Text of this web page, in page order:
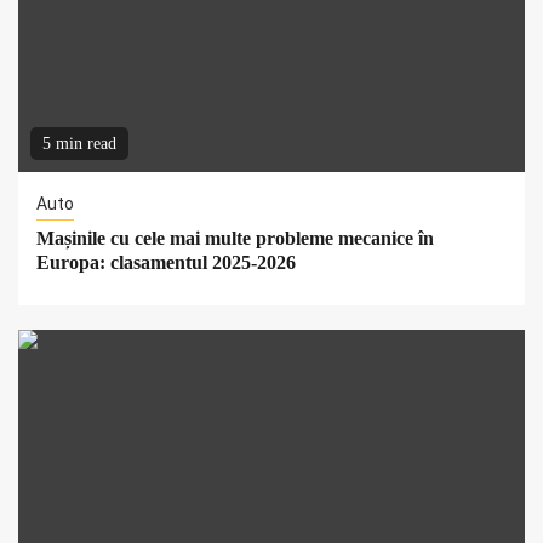
5 min read
Auto
Mașinile cu cele mai multe probleme mecanice în
Europa: clasamentul 2025-2026